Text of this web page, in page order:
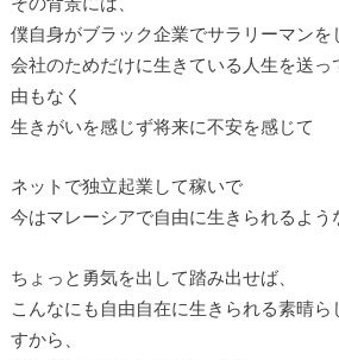
僕自身がブラック企業でサラリーマンを
会社のためだけに生きている人生を送っ
由もなく
生きがいを感じず将来に不安を感じて
ネットで独立起業して稼いで
今はマレーシアで自由に生きられるよう
ちょっと勇気を出して踏み出せば、
こんなにも自由自在に生きられる素晴
すから、